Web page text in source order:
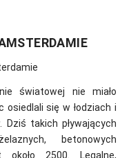
światowej nie miało
się w łodziach i
Dziś takich pływających
betonowych
2500. Legalne,